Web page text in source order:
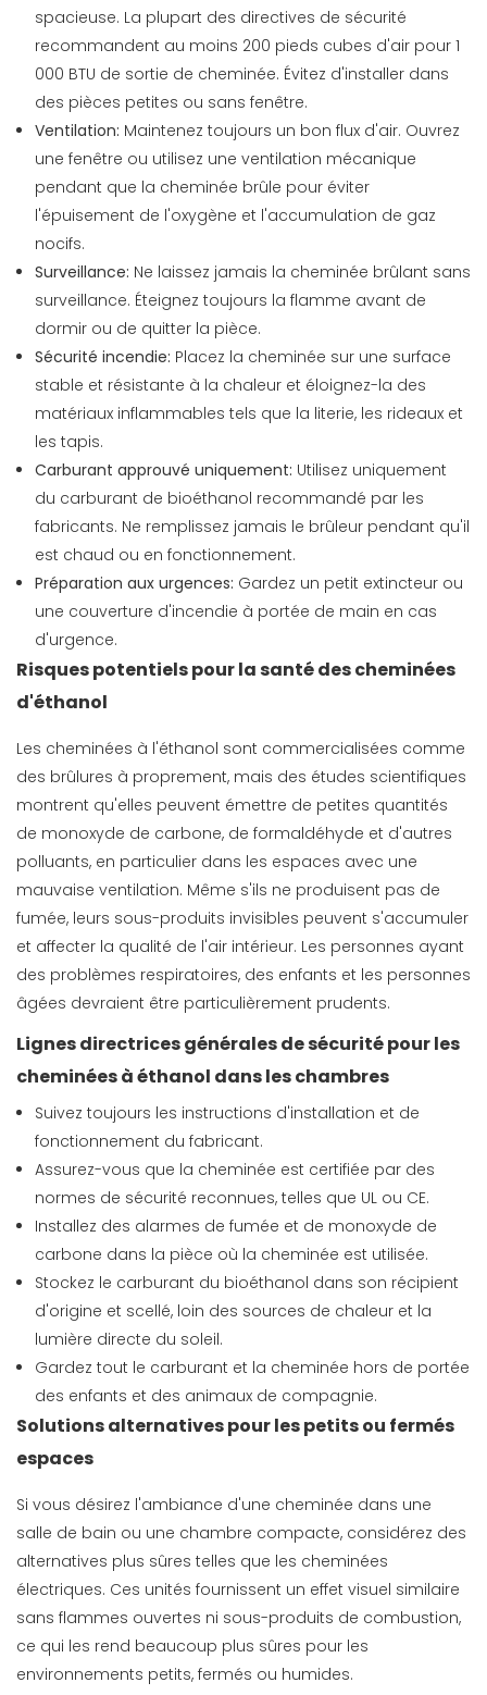
spacieuse. La plupart des directives de sécurité
recommandent au moins 200 pieds cubes d'air pour 1
000 BTU de sortie de cheminée. Évitez d'installer dans
des pièces petites ou sans fenêtre.
Ventilation: Maintenez toujours un bon flux d'air. Ouvrez
une fenêtre ou utilisez une ventilation mécanique
pendant que la cheminée brûle pour éviter
l'épuisement de l'oxygène et l'accumulation de gaz
nocifs.
Surveillance: Ne laissez jamais la cheminée brûlant sans
surveillance. Éteignez toujours la flamme avant de
dormir ou de quitter la pièce.
Sécurité incendie: Placez la cheminée sur une surface
stable et résistante à la chaleur et éloignez-la des
matériaux inflammables tels que la literie, les rideaux et
les tapis.
Carburant approuvé uniquement: Utilisez uniquement
du carburant de bioéthanol recommandé par les
fabricants. Ne remplissez jamais le brûleur pendant qu'il
est chaud ou en fonctionnement.
Préparation aux urgences: Gardez un petit extincteur ou
une couverture d'incendie à portée de main en cas
d'urgence.
Risques potentiels pour la santé des cheminées
d'éthanol
Les cheminées à l'éthanol sont commercialisées comme
des brûlures à proprement, mais des études scientifiques
montrent qu'elles peuvent émettre de petites quantités
de monoxyde de carbone, de formaldéhyde et d'autres
polluants, en particulier dans les espaces avec une
mauvaise ventilation. Même s'ils ne produisent pas de
fumée, leurs sous-produits invisibles peuvent s'accumuler
et affecter la qualité de l'air intérieur. Les personnes ayant
des problèmes respiratoires, des enfants et les personnes
âgées devraient être particulièrement prudents.
Lignes directrices générales de sécurité pour les
cheminées à éthanol dans les chambres
Suivez toujours les instructions d'installation et de
fonctionnement du fabricant.
Assurez-vous que la cheminée est certifiée par des
normes de sécurité reconnues, telles que UL ou CE.
Installez des alarmes de fumée et de monoxyde de
carbone dans la pièce où la cheminée est utilisée.
Stockez le carburant du bioéthanol dans son récipient
d'origine et scellé, loin des sources de chaleur et la
lumière directe du soleil.
Gardez tout le carburant et la cheminée hors de portée
des enfants et des animaux de compagnie.
Solutions alternatives pour les petits ou fermés
espaces
Si vous désirez l'ambiance d'une cheminée dans une
salle de bain ou une chambre compacte, considérez des
alternatives plus sûres telles que les cheminées
électriques. Ces unités fournissent un effet visuel similaire
sans flammes ouvertes ni sous-produits de combustion,
ce qui les rend beaucoup plus sûres pour les
environnements petits, fermés ou humides.